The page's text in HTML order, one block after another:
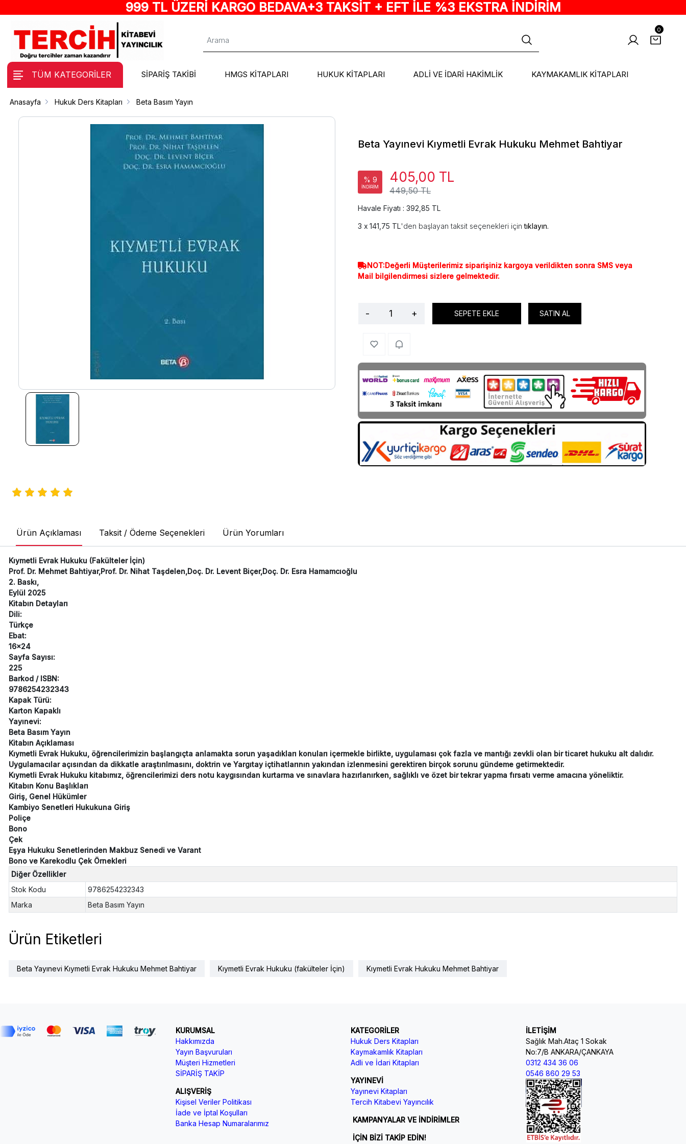
999 TL ÜZERİ KARGO BEDAVA+3 TAKSİT + EFT İLE %3 EKSTRA İNDİRİM
0
TÜM KATEGORİLER SİPARİŞ TAKİBİ HMGS KİTAPLARI HUKUK KİTAPLARI ADLİ VE İDARİ HAKİMLİK KAYMAKAMLIK KİTAPLARI
Anasayfa Hukuk Ders Kitapları Beta Basım Yayın
Beta Yayınevi Kıymetli Evrak Hukuku Mehmet Bahtiyar
% 9
İNDİRİM 449,50 TL
405,00 TL
Havale Fiyatı : 392,85 TL
141,75 TL'den başlayan taksit seçenekleri içintıklayın.
NOT:Değerli Müşterilerimiz siparişiniz kargoya verildikten sonra SMS veya
Mail bilgilendirmesi sizlere gelmektedir.
- + SEPETE EKLE SATIN AL
Ürün Açıklaması Taksit / Ödeme Seçenekleri Ürün Yorumları
Kıymetli Evrak Hukuku (Fakülteler İçin)
Prof. Dr. Mehmet Bahtiyar,Prof. Dr. Nihat Taşdelen,Doç. Dr. Levent Biçer,Doç. Dr. Esra Hamamcıoğlu
2. Baskı,
Eylül 2025
Kitabın Detayları
Dili:
Türkçe
Ebat:
16x24
Sayfa Sayısı:
225
Barkod / ISBN:
9786254232343
Kapak Türü:
Karton Kapaklı
Yayınevi:
Beta Basım Yayın
Kitabın Açıklaması
Kıymetli Evrak Hukuku, öğrencilerimizin başlangıçta anlamakta sorun yaşadıkları konuları içermekle birlikte, uygulaması çok fazla ve mantığı zevkli olan bir ticaret hukuku alt dalıdır.
Uygulamacılar açısından da dikkatle araştırılmasını, doktrin ve Yargıtay içtihatlarının yakından izlenmesini gerektiren birçok sorunu gündeme getirmektedir.
Kıymetli Evrak Hukuku kitabımız, öğrencilerimizi ders notu kaygısından kurtarma ve sınavlara hazırlanırken, sağlıklı ve özet bir tekrar yapma fırsatı verme amacına yöneliktir.
Kitabın Konu Başlıkları
Giriş, Genel Hükümler
Kambiyo Senetleri Hukukuna Giriş
Poliçe
Bono
Çek
Eşya Hukuku Senetlerinden Makbuz Senedi ve Varant
Bono ve Karekodlu Çek Örnekleri
Diğer Özellikler
Stok Kodu
9786254232343
Marka
Beta Basım Yayın
Ürün Etiketleri
Beta Yayınevi Kıymetli Evrak Hukuku Mehmet Bahtiyar Kıymetli Evrak Hukuku (fakülteler İçin) Kıymetli Evrak Hukuku Mehmet Bahtiyar
KURUMSAL
Hakkımızda
Yayın Başvuruları
Müşteri Hizmetleri
SİPARİŞ TAKİP
ALIŞVERİŞ
Kişisel Veriler Politikası
İade ve İptal Koşulları
Banka Hesap Numaralarımız
KATEGORİLER
Hukuk Ders Kitapları
Kaymakamlık Kitapları
Adli ve İdari Kitapları
YAYINEVİ
Yayınevi Kitapları
Tercih Kitabevi Yayıncılık
KAMPANYALAR VE İNDİRİMLER
İÇİN BİZİ TAKİP EDİN!
İLETİŞİM
Sağlık Mah.Ataç 1 Sokak
No:7/B ANKARA/ÇANKAYA
0312 434 36 06
0546 860 29 53